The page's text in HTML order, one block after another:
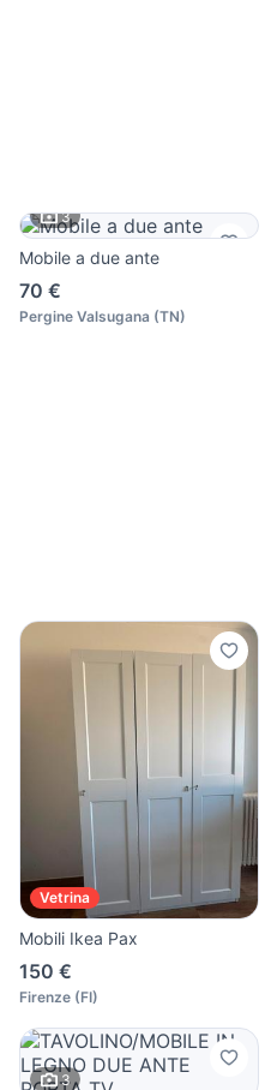
3
Mobile a due ante
70 €
Pergine Valsugana (TN)
Vetrina
Mobili Ikea Pax
150 €
Firenze (FI)
3